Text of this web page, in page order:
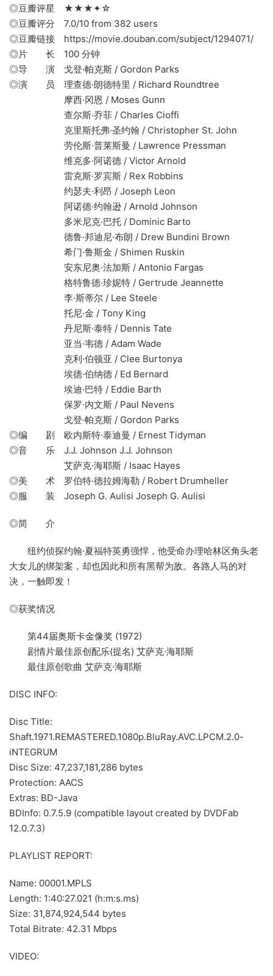
◎豆瓣评星 ★★★✦☆
◎豆瓣评分 7.0/10 from 382 users
◎豆瓣链接 https://movie.douban.com/subject/1294071/
◎片 长 100 分钟
◎导 演 戈登·帕克斯 / Gordon Parks
◎演 员 理查德·朗德特里 / Richard Roundtree
摩西·冈恩 / Moses Gunn
查尔斯·乔菲 / Charles Cioffi
克里斯托弗·圣约翰 / Christopher St. John
劳伦斯·普莱斯曼 / Lawrence Pressman
维克多·阿诺德 / Victor Arnold
雷克斯·罗宾斯 / Rex Robbins
约瑟夫·利昂 / Joseph Leon
阿诺德·约翰逊 / Arnold Johnson
多米尼克·巴托 / Dominic Barto
德鲁·邦迪尼·布朗 / Drew Bundini Brown
希门·鲁斯金 / Shimen Ruskin
安东尼奥·法加斯 / Antonio Fargas
格特鲁德·珍妮特 / Gertrude Jeannette
李·斯蒂尔 / Lee Steele
托尼·金 / Tony King
丹尼斯·泰特 / Dennis Tate
亚当·韦德 / Adam Wade
克利·伯顿亚 / Clee Burtonya
埃德·伯纳德 / Ed Bernard
埃迪·巴特 / Eddie Barth
保罗·内文斯 / Paul Nevens
戈登·帕克斯 / Gordon Parks
◎编 剧 欧内斯特·泰迪曼 / Ernest Tidyman
◎音 乐 J.J. Johnson J.J. Johnson
艾萨克·海耶斯 / Isaac Hayes
◎美 术 罗伯特·德拉姆海勒 / Robert Drumheller
◎服 装 Joseph G. Aulisi Joseph G. Aulisi
◎简 介
纽约侦探约翰·夏福特英勇强悍，他受命办理哈林区角头老
大女儿的绑架案，却也因此和所有黑帮为敌。各路人马的对
决，一触即发！
◎获奖情况
第44届奥斯卡金像奖 (1972)
剧情片最佳原创配乐(提名) 艾萨克·海耶斯
最佳原创歌曲 艾萨克·海耶斯
DISC INFO:
Disc Title:
Shaft.1971.REMASTERED.1080p.BluRay.AVC.LPCM.2.0-
iNTEGRUM
Disc Size: 47,237,181,286 bytes
Protection: AACS
Extras: BD-Java
BDInfo: 0.7.5.9 (compatible layout created by DVDFab
12.0.7.3)
PLAYLIST REPORT:
Name: 00001.MPLS
Length: 1:40:27.021 (h:m:s.ms)
Size: 31,874,924,544 bytes
Total Bitrate: 42.31 Mbps
VIDEO: